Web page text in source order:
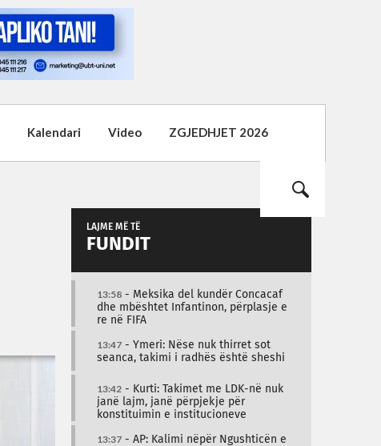
Kalendari Video ZGJEDHJET 2026
LAJME MË TË
FUNDIT
13:58 - Meksika del kundër Concacaf
dhe mbështet Infantinon, përplasje e
re në FIFA
13:47 - Ymeri: Nëse nuk thirret sot
seanca, takimi i radhës është sheshi
13:42 - Kurti: Takimet me LDK-në nuk
janë lajm, janë përpjekje për
konstituimin e institucioneve
13:37 - AP: Kalimi nëpër Ngushticën e